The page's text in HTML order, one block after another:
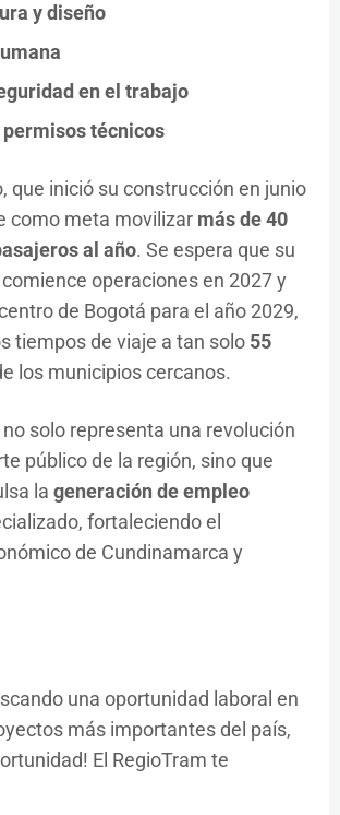
y diseño
en el trabajo
técnicos
que inició su construcción en junio
como meta movilizar más de 40
al año. Se espera que su
operaciones en 2027 y
de Bogotá para el año 2029,
tiempos de viaje a tan solo 55
los municipios cercanos.
no solo representa una revolución
público de la región, sino que
la generación de empleo
fortaleciendo el
de Cundinamarca y
una oportunidad laboral en
más importantes del país,
El RegioTram te